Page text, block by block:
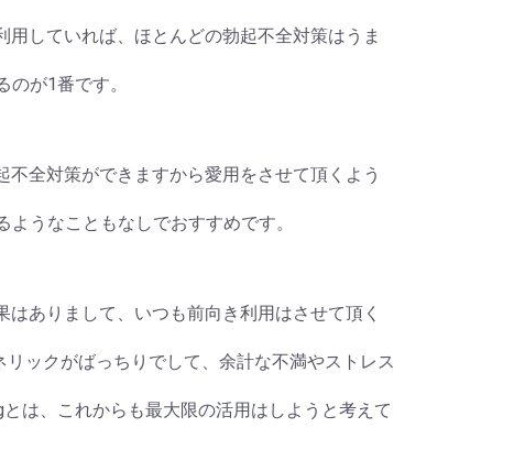
していれば、ほとんどの勃起不全対策はうま
が1番です。
全対策ができますから愛用をさせて頂くよう
うなこともなしでおすすめです。
ありまして、いつも前向き利用はさせて頂く
ックがばっちりでして、余計な不満やストレス
は、これからも最大限の活用はしようと考えて